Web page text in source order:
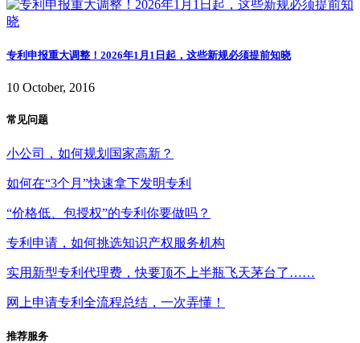
专利申报重大调整！2026年1月1日起，这些新规必须提前知晓
10 October, 2016
常见问题
小公司，如何规划国家高新？
如何在“3个月”快速拿下发明专利
“价格低、包授权”的专利你要做吗？
专利申请，如何挑选知识产权服务机构
实用新型专利代理费，快要顶不上半瓶飞天茅台了……
网上申请专利全流程总结，一次弄懂！
推荐服务